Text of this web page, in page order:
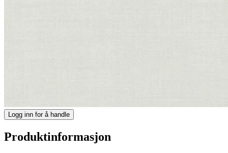
Logg inn for å handle
Produktinformasjon